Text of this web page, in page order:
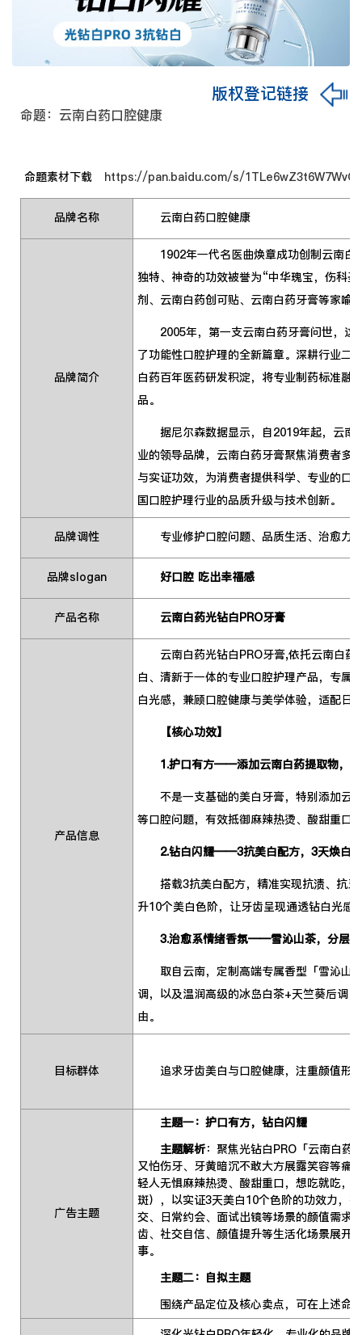
版权登记链接
命题：云南白药口腔健康
命题素材下载 https://pan.baidu.com/s/
品牌名称 云南白药口腔健康
品牌简介
1902年一代名医曲焕章成功创制云南
独特、神奇的功效被誉为“中华瑰宝，伤科
剂、云南白药创可贴、云南白药牙膏等家喻
2005年，第一支云南白药牙膏问世，这
了功能性口腔护理的全新篇章。深耕行业二
白药百年医药研发积淀，将专业制药标准融
品。
据尼尔森数据显示，自2019年起，云南
业的领导品牌，云南白药牙膏聚焦消费者多
与实证功效，为消费者提供科学、专业的口
国口腔护理行业的品质升级与技术创新。
品牌调性 专业修护口腔问题、品质生活、治愈力
品牌slogan 好口腔 吃出幸福感
产品名称 云南白药光钻白PRO牙膏
产品信息
云南白药光钻白PRO牙膏,依托云南白
白、清新于一体的专业口腔护理产品，专属
白光感，兼顾口腔健康与美学体验，适配日
【核心功效】
1.护口有方——添加云南白药提取物，
不是一支基础的美白牙膏，特别添加云南
等口腔问题，有效抵御麻辣热烫、酸甜重口
2.钻白闪耀——3抗美白配方，3天焕白
搭载3抗美白配方，精准实现抗渍、抗牙
升10个美白色阶，让牙齿呈现通透钻白光感
3.治愈系情绪香氛——雪沁山茶，分层
取自云南，定制高端专属香型「雪沁山茶
调，以及温润高级的冰岛白茶+天竺葵后调
由。
目标群体 追求牙齿美白与口腔健康，注重颜值形
广告主题
主题一：护口有方，钻白闪耀
主题解析：聚焦光钻白PRO「云南白药
又怕伤牙、牙黄暗沉不敢大方展露笑容等痛
轻人无惧麻辣热烫、酸甜重口，想吃就吃，
斑），以实证3天美白10个色阶的功效力，
交、日常约会、面试出镜等场景的颜值需求
齿、社交自信、颜值提升等生活化场景展开
事。
主题二：自拟主题
围绕产品定位及核心卖点，可在上述命